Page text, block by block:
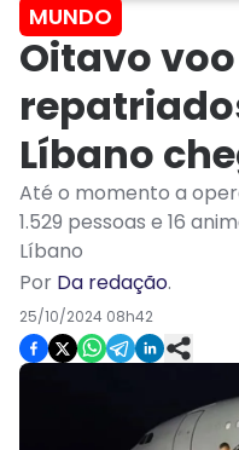
MUNDO
Oitavo
Líbano
Até o momento a
1.529 pessoas e 16
Líbano
Por Da redação.
25/10/2024 08h42